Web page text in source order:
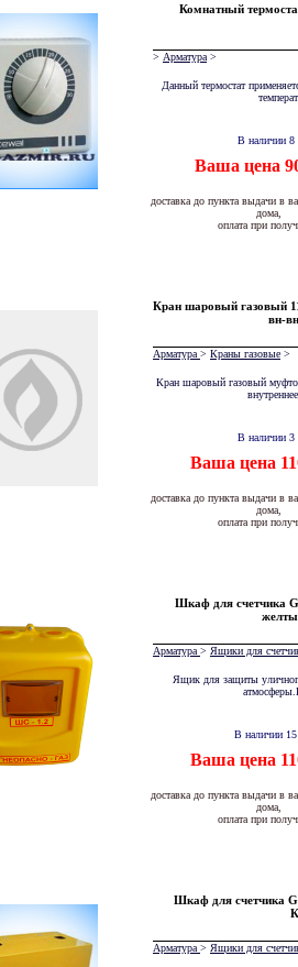
Комнатный
> Арматура >
Данный термостат
Ваша цена
доставка до пункта выдачи в
дома,
оплата при
В наличии 8
Кран шаровый газовый
вн-
Арматура > Краны газовые >
Кран шаровый газовый
Ваша цена
доставка до пункта выдачи в
дома,
оплата при
В наличии 3
Шкаф для счетчика
Арматура > Ящики для
Ящик для защиты
Ваша цена
доставка до пункта выдачи в
дома,
оплата при
В наличии
Шкаф для счетчика
Арматура > Ящики для